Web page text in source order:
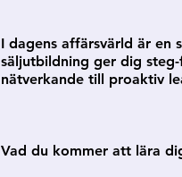
I dagens affärsvärld är en
säljutbildning ger dig
nätverkande till proaktiv
Vad du kommer att lära